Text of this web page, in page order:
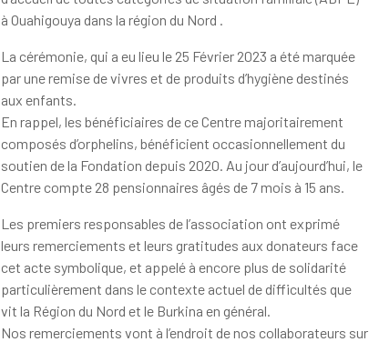
à Ouahigouya dans la région du Nord .
La cérémonie, qui a eu lieu le 25 Février 2023 a été marquée
par une remise de vivres et de produits d’hygiène destinés
aux enfants.
En rappel, les bénéficiaires de ce Centre majoritairement
composés d’orphelins, bénéficient occasionnellement du
soutien de la Fondation depuis 2020. Au jour d’aujourd’hui, le
Centre compte 28 pensionnaires âgés de 7 mois à 15 ans.
Les premiers responsables de l’association ont exprimé
leurs remerciements et leurs gratitudes aux donateurs face
cet acte symbolique, et appelé à encore plus de solidarité
particulièrement dans le contexte actuel de difficultés que
vit la Région du Nord et le Burkina en général.
Nos remerciements vont à l’endroit de nos collaborateurs sur